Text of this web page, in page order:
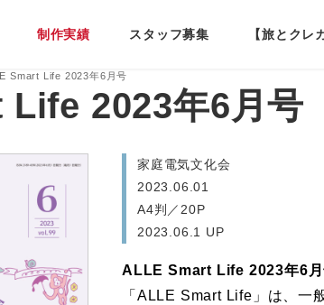
制作実績 スタッフ募集 【旅とクレ
Smart Life 2023年6月号
2023年6月号
家庭電気文化会
2023.06.01
A4判／20P
2023.06.1 UP
ALLE Smart Life 2023年6月
「ALLE Smart Life」は、一